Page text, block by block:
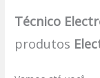
Técnico
produtos